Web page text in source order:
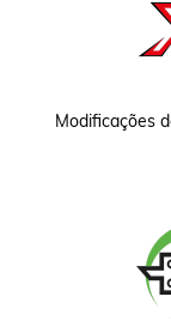
Modificações